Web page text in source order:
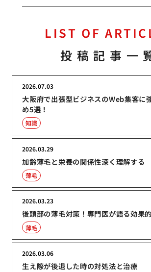
LIST OF
投稿記事一
大阪府で出張型ビジネスのWeb集客に
め5選！
2026.07.03
知識
加齢薄毛と栄養の関係性深く理解する
2026.03.29
薄毛
後頭部の薄毛対策！専門医が語る効果
2026.03.23
薄毛
生え際が後退した時の対処法と治療
2026.03.06